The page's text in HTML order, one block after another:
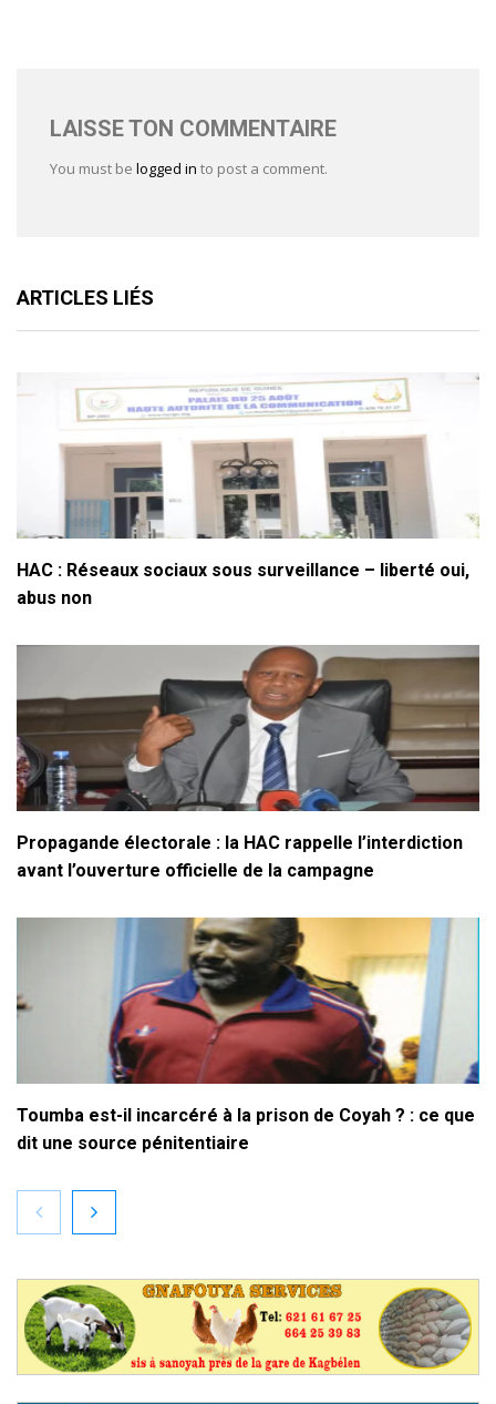
LAISSE TON COMMENTAIRE
You must be logged in to post a comment.
ARTICLES LIÉS
HAC : Réseaux sociaux sous surveillance – liberté oui,
abus non
Propagande électorale : la HAC rappelle l’interdiction
avant l’ouverture officielle de la campagne
Toumba est-il incarcéré à la prison de Coyah ? : ce que
dit une source pénitentiaire